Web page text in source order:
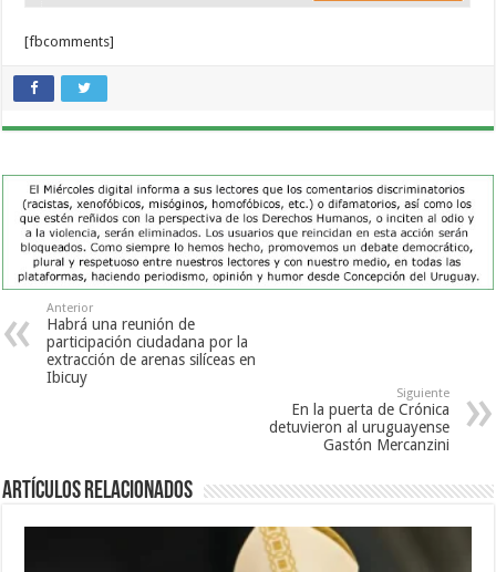
[fbcomments]
Anterior
Habrá una reunión de
participación ciudadana por la
extracción de arenas silíceas en
Ibicuy
Siguiente
En la puerta de Crónica
detuvieron al uruguayense
Gastón Mercanzini
Artículos Relacionados